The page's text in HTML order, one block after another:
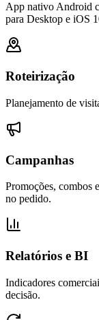
App nativo Android
para Desktop e iOS
Roteirização
Planejamento de
Campanhas
Promoções, combos
no pedido.
Relatórios e BI
Indicadores
decisão.